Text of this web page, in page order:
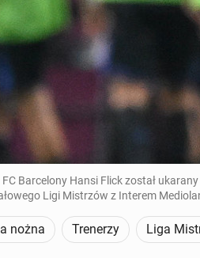
FC Barcelony Hansi Flick został
Ligi Mistrzów z Interem
nożna Trenerzy Liga